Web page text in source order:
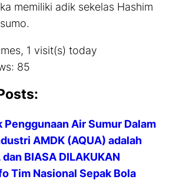
memiliki adik sekelas Hashim
1 visit(s) today
85
Penggunaan Air Sumur Dalam
AMDK (AQUA) adalah
dan BIASA DILAKUKAN
Tim Nasional Sepak Bola